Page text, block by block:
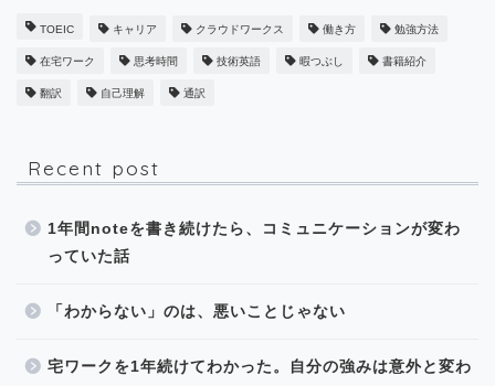
TOEIC キャリア クラウドワークス 働き方 勉強方法
在宅ワーク 思考時間 技術英語 暇つぶし 書籍紹介
翻訳 自己理解 通訳
Recent post
1年間noteを書き続けたら、コミュニケーションが変わ
っていた話
「わからない」のは、悪いことじゃない
宅ワークを1年続けてわかった。自分の強みは意外と変わ